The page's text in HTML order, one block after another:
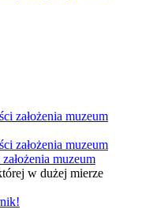
muzeum
w dużej mierze